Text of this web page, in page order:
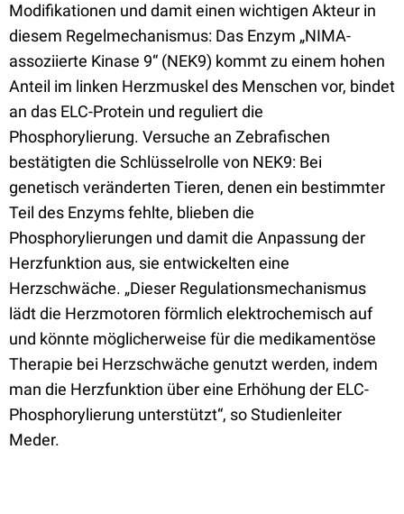
Modifikationen und damit einen wichtigen Akteur in
diesem Regelmechanismus: Das Enzym „NIMA-
assoziierte Kinase 9“ (NEK9) kommt zu einem hohen
Anteil im linken Herzmuskel des Menschen vor, bindet
an das ELC-Protein und reguliert die
Phosphorylierung. Versuche an Zebrafischen
bestätigten die Schlüsselrolle von NEK9: Bei
genetisch veränderten Tieren, denen ein bestimmter
Teil des Enzyms fehlte, blieben die
Phosphorylierungen und damit die Anpassung der
Herzfunktion aus, sie entwickelten eine
Herzschwäche. „Dieser Regulationsmechanismus
lädt die Herzmotoren förmlich elektrochemisch auf
und könnte möglicherweise für die medikamentöse
Therapie bei Herzschwäche genutzt werden, indem
man die Herzfunktion über eine Erhöhung der ELC-
Phosphorylierung unterstützt“, so Studienleiter
Meder.